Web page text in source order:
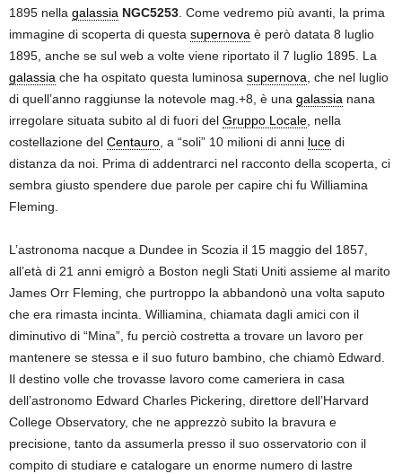
1895 nella galassia NGC5253 . Come vedremo più avanti, la prima
immagine di scoperta di questa supernova è però datata 8 luglio
1895, anche se sul web a volte viene riportato il 7 luglio 1895. La
galassia che ha ospitato questa luminosa supernova , che nel luglio
di quell’anno raggiunse la notevole mag.+8, è una galassia nana
irregolare situata subito al di fuori del Gruppo Locale , nella
costellazione del Centauro , a “soli” 10 milioni di anni luce di
distanza da noi. Prima di addentrarci nel racconto della scoperta, ci
sembra giusto spendere due parole per capire chi fu Williamina
Fleming.
L’astronoma nacque a Dundee in Scozia il 15 maggio del 1857,
all’età di 21 anni emigrò a Boston negli Stati Uniti assieme al marito
James Orr Fleming, che purtroppo la abbandonò una volta saputo
che era rimasta incinta. Williamina, chiamata dagli amici con il
diminutivo di “Mina”, fu perciò costretta a trovare un lavoro per
mantenere se stessa e il suo futuro bambino, che chiamò Edward.
Il destino volle che trovasse lavoro come cameriera in casa
dell’astronomo Edward Charles Pickering, direttore dell’Harvard
College Observatory, che ne apprezzò subito la bravura e
precisione, tanto da assumerla presso il suo osservatorio con il
compito di studiare e catalogare un enorme numero di lastre